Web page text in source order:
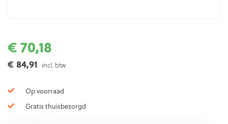
€ 70,18
€ 84,91 incl. btw
Op voorraad
Gratis thuisbezorgd